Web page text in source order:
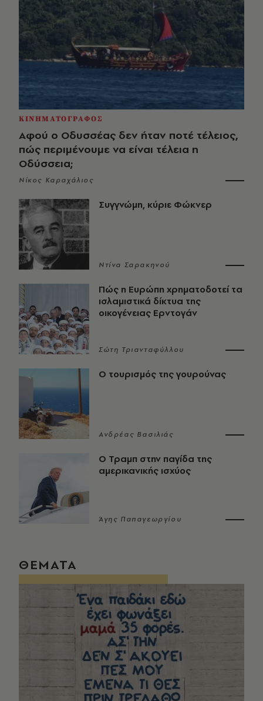
ΚΙΝΗΜΑΤΟΓΡΑΦΟΣ
Αφού ο Οδυσσέας δεν ήταν ποτέ τέλειος,
πώς περιμένουμε να είναι τέλεια η
Οδύσσεια;
Νίκος Καραχάλιος
Συγγνώμη, κύριε Φώκνερ
Ντίνα Σαρακηνού
Πώς η Ευρώπη χρηματοδοτεί τα
ισλαμιστικά δίκτυα της
οικογένειας Ερντογάν
Σώτη Τριανταφύλλου
Ο τουρισμός της γουρούνας
Ανδρέας Βασιλιάς
Ο Τραμπ στην παγίδα της
αμερικανικής ισχύος
Άγης Παπαγεωργίου
ΘΕΜΑΤΑ